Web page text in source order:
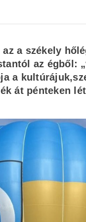
a székely
az égből:
a
át pénteken